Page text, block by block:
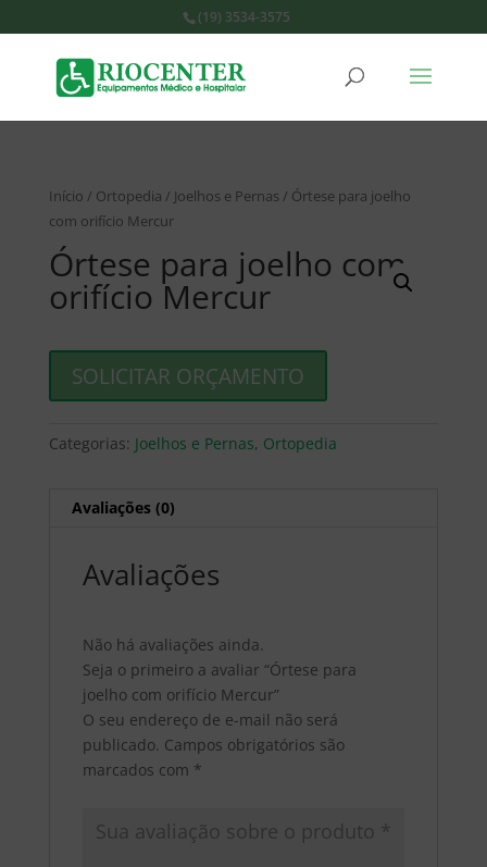
(19) 3534-3575
Início / Ortopedia / Joelhos e Pernas / Órtese para joelho
com orifício Mercur
Órtese para joelho com
orifício Mercur
SOLICITAR ORÇAMENTO
Categorias: Joelhos e Pernas, Ortopedia
Avaliações (0)
Avaliações
Não há avaliações ainda.
Seja o primeiro a avaliar “Órtese para
joelho com orifício Mercur”
O seu endereço de e-mail não será
publicado. Campos obrigatórios são
marcados com *